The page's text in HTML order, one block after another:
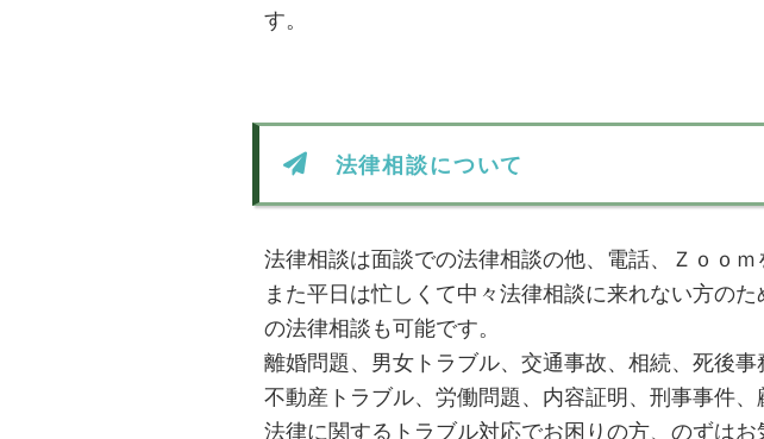
す。
法律相談について
法律相談は面談での法律相談の他、電話、Ｚｏｏｍ
また平日は忙しくて中々法律相談に来れない方の
の法律相談も可能です。
離婚問題、男女トラブル、交通事故、相続、死後事
不動産トラブル、労働問題、内容証明、刑事事件、
法律に関するトラブル対応でお困りの方、のずはお